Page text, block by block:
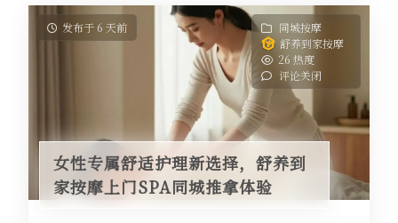
发布于 6 天前
同城按摩
舒养到家按摩
26 热度
评论关闭
女性专属舒适护理新选择，舒养到
家按摩上门SPA同城推拿体验